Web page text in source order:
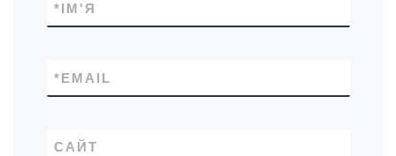
ІМ'Я
*
EMAIL
*
САЙТ